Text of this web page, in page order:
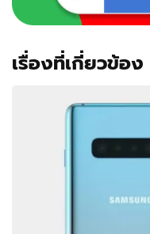
เรื่องที่เกี่ยวข้อง